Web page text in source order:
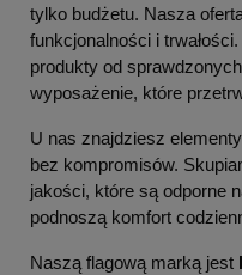
tylko budżetu. Nasza
funkcjonalności i
produkty od
wyposażenie, które
U nas znajdziesz
bez kompromisów.
jakości, które są odporne
podnoszą komfort
Naszą flagową marką jest